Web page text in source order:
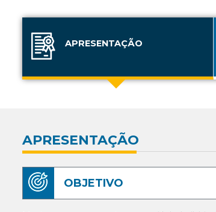
APRESENTAÇÃO
APRESENTAÇÃO
OBJETIVO